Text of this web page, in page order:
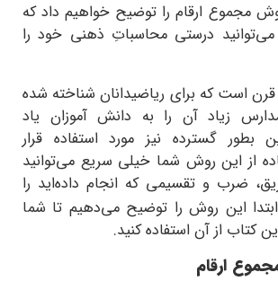
مجموع ارقام را توضیح خواهیم داد که
می‌توانید درستی محاسباتِ ذهنی خود را
است که برای ریاضیدانان شناخته شده
زیاد آن را به دانش آموزان یاد
بطور گسترده نیز مورد استفاده قرار
از این روش شما خیلی سریع می‌توانید
ضرب و تقسیمی که انجام داده‌اید را
این روش را توضیح می‌دهیم تا شما
کتاب از آن استفاده کنید.
ارقام